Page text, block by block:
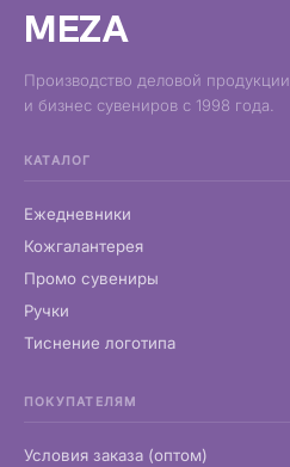
MEZA
Производство деловой продукции
и бизнес сувениров с 1998 года.
КАТАЛОГ
Ежедневники
Кожгалантерея
Промо сувениры
Ручки
Тиснение логотипа
ПОКУПАТЕЛЯМ
Условия заказа (оптом)